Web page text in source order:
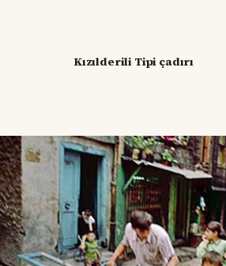
Kızılderili Tipi çadırı